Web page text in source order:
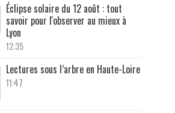
Éclipse solaire du 12 août : tout
savoir pour l'observer au mieux à
Lyon
12:35
Lectures sous l’arbre en Haute-Loire
11:47